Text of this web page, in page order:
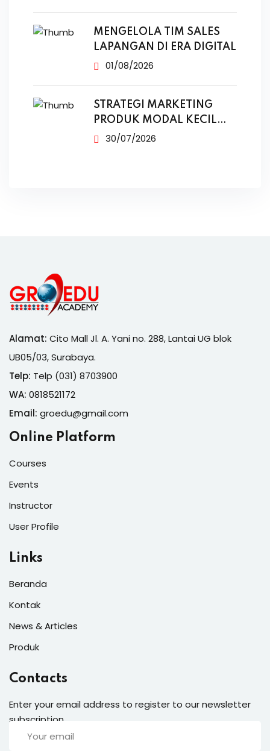
MENGELOLA TIM SALES
LAPANGAN DI ERA DIGITAL
01/08/2026
STRATEGI MARKETING
PRODUK MODAL KECIL
TANPA IKLAN
30/07/2026
Alamat: Cito Mall Jl. A. Yani no. 288, Lantai UG blok
UB05/03, Surabaya.
Telp: Telp (031) 8703900
WA: 0818521172
Email: groedu@gmail.com
Online Platform
Courses
Events
Instructor
User Profile
Links
Beranda
Kontak
News & Articles
Produk
Contacts
Enter your email address to register to our newsletter
subscription